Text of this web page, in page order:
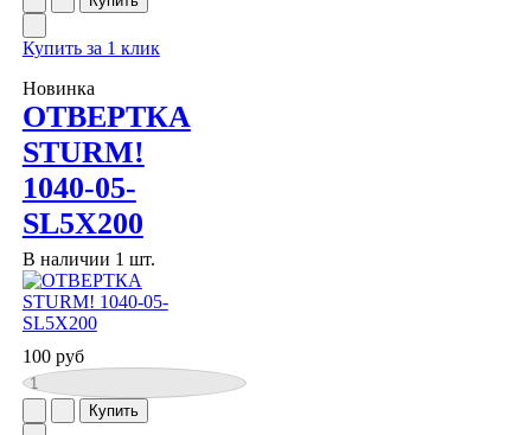
Купить за 1 клик
Новинка
ОТВЕРТКА
STURM!
1040-05-
SL5X200
В наличии 1 шт.
100 руб